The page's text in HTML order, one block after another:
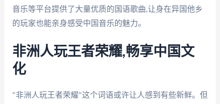
音乐等平台提供了大量优质的国语歌曲,让身在异国他乡
的玩家也能亲身感受中国音乐的魅力。
非洲人玩王者荣耀,畅享中国文
化
"非洲人玩王者荣耀"这个词语或许让人感到有些新鲜。但